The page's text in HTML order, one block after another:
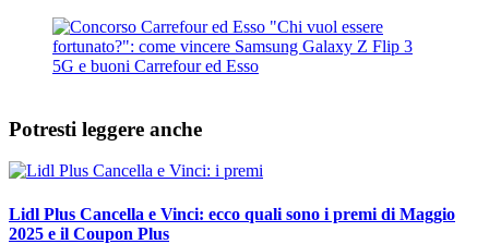
Potresti leggere anche
Lidl Plus Cancella e Vinci: ecco quali sono i premi di Maggio
2025 e il Coupon Plus